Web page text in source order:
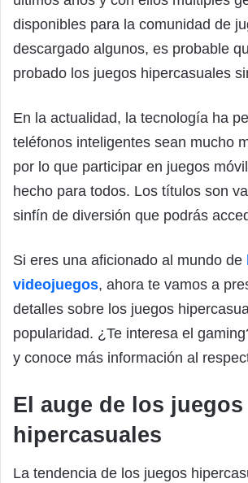
disponibles para la comunidad de
descargado algunos, es probable
probado los juegos hipercasuales
En la actualidad, la tecnología ha
teléfonos inteligentes sean mucho
por lo que participar en juegos
hecho para todos. Los títulos son
sinfín de diversión que podrás
Si eres una aficionado al mundo de
videojuegos, ahora te vamos a
detalles sobre los juegos
popularidad. ¿Te interesa el
y conoce más información al
El auge de los juegos
hipercasuales
La tendencia de los juegos